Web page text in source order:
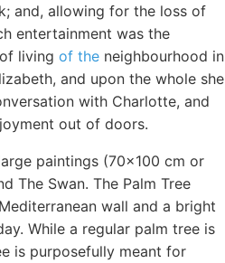
and, allowing for the loss of
entertainment was the
living of the neighbourhood in
and upon the whole she
with Charlotte, and
out of doors.
paintings (70x100 cm or
The Swan. The Palm Tree
wall and a bright
While a regular palm tree is
is purposefully meant for